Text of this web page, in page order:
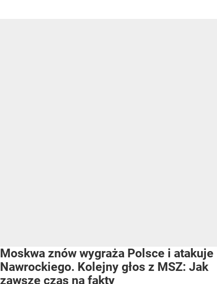
Moskwa znów wygraża Polsce i atakuje
Nawrockiego. Kolejny głos z MSZ: Jak
zawsze czas na fakty